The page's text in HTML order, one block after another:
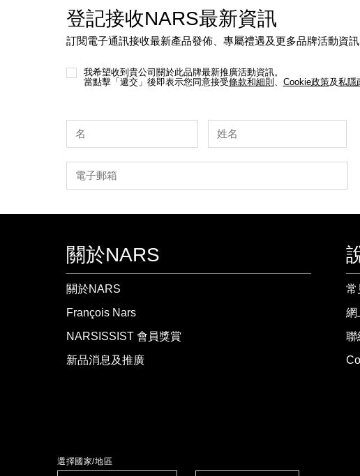
登記接收NARS最新資訊
訂閱電子通訊接收最新產品發佈、專屬禮遇及更多品牌活動資訊
我希望收到貴公司關於此品牌最新推廣活動資訊。
當點擊「遞交」後即表示您同意接受條款和細則 Cookie政策及私隱
關於NARS
關於NARS
François Nars
NARSISSIST 會員獎賞
新品消息及推廣
常
網
聯
選擇國家/地區